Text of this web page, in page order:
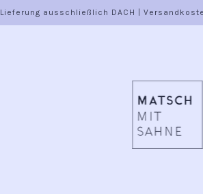
Lieferung ausschließlich DACH |